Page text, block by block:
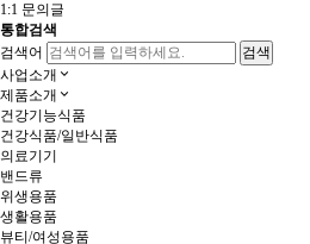
1:1 문의글
통합검색
검색어
사업소개
제품소개
건강기능식품
건강식품/일반식품
의료기기
밴드류
위생용품
생활용품
뷰티/여성용품